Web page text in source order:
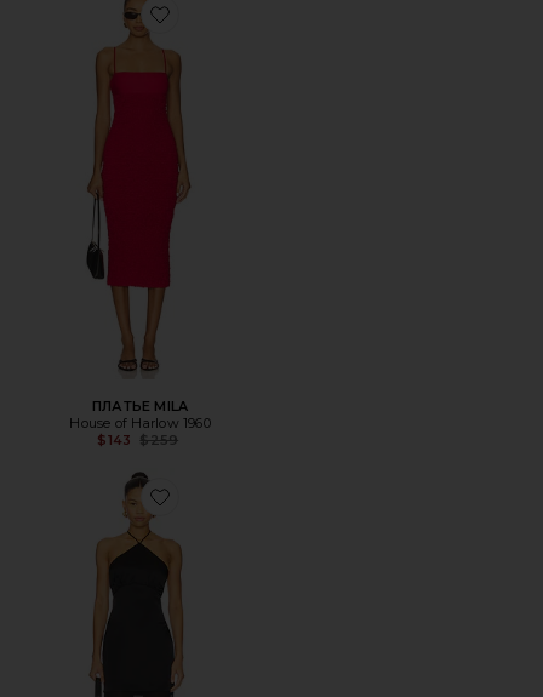
Favorite ПЛАТЬЕ MILA
ПЛАТЬЕ MILA
House of Harlow 1960
$143
Previous price:
$259
Favorite ВЕЧЕРНЕЕ ПЛАТЬЕ TAYLOR